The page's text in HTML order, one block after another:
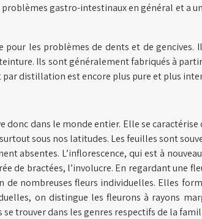
gastro-intestinaux en général et a
les problèmes de dents et de gencives.
Ils sont généralement fabriqués à
distillation est encore plus pure et plus
dans le monde entier. Elle se
sous nos latitudes. Les feuilles sont
absentes. L’inflorescence, qui est à
de bractées, l’involucre. En regardant une
de nombreuses fleurs individuelles. Elles
on distingue les fleurons à rayons
trouver dans les genres respectifs de la